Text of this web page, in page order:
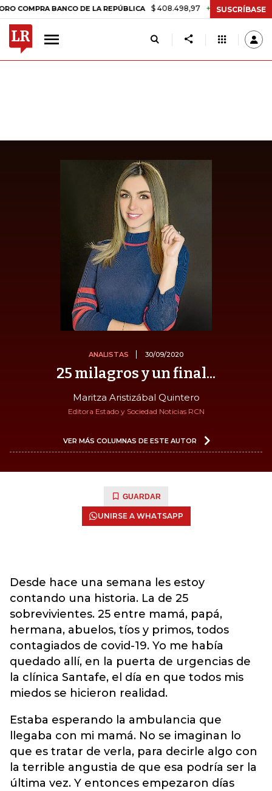
BANCO DE LA REPÚBLICA $ 408.498,97 +$ 8.753,81 +2,19%
SUSCRÍBASE
ANALISTAS 30/09/2020
25 milagros y un final...
Maritza Aristizábal Quintero
Editora Estado y Sociedad Noticias RCN
VER MÁS COLUMNAS DE ESTE AUTOR
GUARDAR
UNIRSE A WHATSAPP
Desde hace una semana les estoy
contando una historia. La de 25
sobrevivientes. 25 entre mamá, papá,
hermana, abuelos, tíos y primos, todos
contagiados de covid-19. Yo me había
quedado allí, en la puerta de urgencias de
la clínica Santafe, el día en que todos mis
miedos se hicieron realidad.
Estaba esperando la ambulancia que
llegaba con mi mamá. No se imaginan lo
que es tratar de verla, para decirle algo con
la terrible angustia de que esa podría ser la
última vez. Y entonces empezaron días